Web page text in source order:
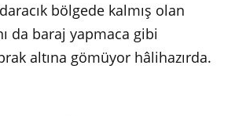
bölgede kalmış olan
da baraj yapmaca gibi
altına gömüyor hâlihazırda.